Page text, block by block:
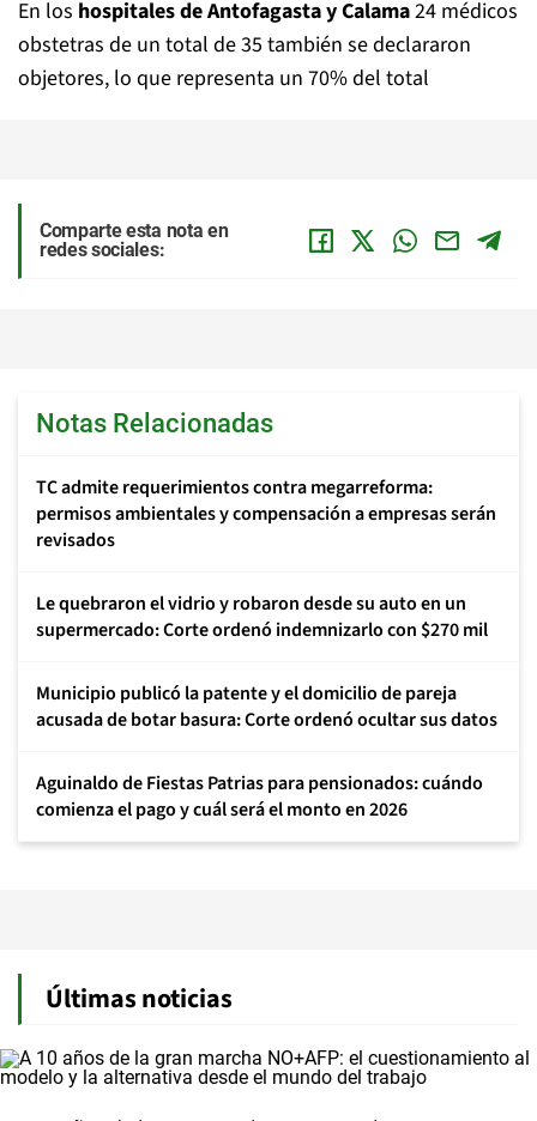
En los hospitales de Antofagasta y Calama24 médicos
obstetras de un total de 35 también se declararon
objetores, lo que representa un 70% del total
Comparte esta nota en
redes sociales:
Notas Relacionadas
TC admite requerimientos contra megarreforma:
permisos ambientales y compensación a empresas serán
revisados
Le quebraron el vidrio y robaron desde su auto en un
supermercado: Corte ordenó indemnizarlo con $270 mil
Municipio publicó la patente y el domicilio de pareja
acusada de botar basura: Corte ordenó ocultar sus datos
Aguinaldo de Fiestas Patrias para pensionados: cuándo
comienza el pago y cuál será el monto en 2026
Últimas noticias